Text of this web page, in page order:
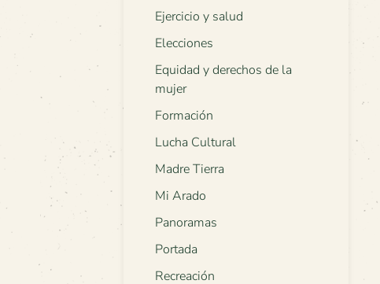
Ejercicio y salud
Elecciones
Equidad y derechos de la
mujer
Formación
Lucha Cultural
Madre Tierra
Mi Arado
Panoramas
Portada
Recreación